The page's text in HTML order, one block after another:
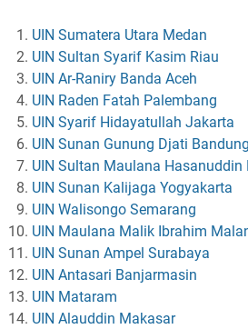
UIN Sumatera Utara Medan
UIN Sultan Syarif Kasim Riau
UIN Ar-Raniry Banda Aceh
UIN Raden Fatah Palembang
UIN Syarif Hidayatullah Jakarta
UIN Sunan Gunung Djati Bandung
UIN Sultan Maulana Hasanuddin
UIN Sunan Kalijaga Yogyakarta
UIN Walisongo Semarang
UIN Maulana Malik Ibrahim
UIN Sunan Ampel Surabaya
UIN Antasari Banjarmasin
UIN Mataram
UIN Alauddin Makasar